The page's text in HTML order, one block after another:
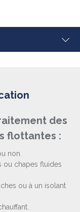
des
flottantes :
non.
ou chapes fluides
ou à un isolant